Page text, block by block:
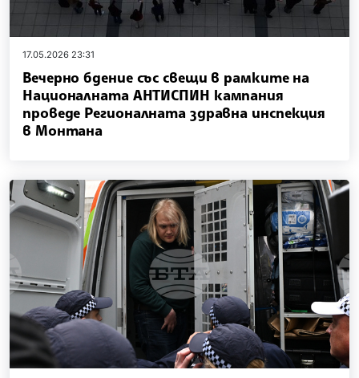
17.05.2026 23:31
Вечерно бдение със свещи в рамките на
Националната АНТИСПИН кампания
проведе Регионалната здравна инспекция
в Монтана